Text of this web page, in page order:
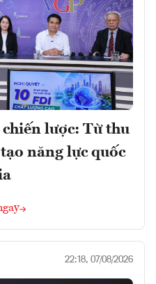
lược: Từ thu
năng lực quốc
22:18, 07/08/2026